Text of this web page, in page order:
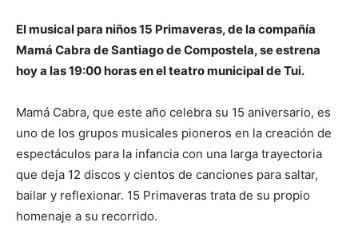
El musical para niños 15 Primaveras, de la compañía
Mamá Cabra de Santiago de Compostela, se estrena
hoy a las 19:00 horas en el teatro municipal de Tui.
Mamá Cabra, que este año celebra su 15 aniversario, es
uno de los grupos musicales pioneros en la creación de
espectáculos para la infancia con una larga trayectoria
que deja 12 discos y cientos de canciones para saltar,
bailar y reflexionar. 15 Primaveras trata de su propio
homenaje a su recorrido.